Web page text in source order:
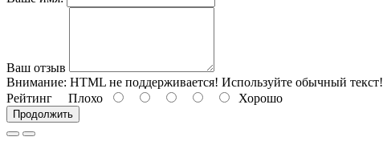
Ваш отзыв
Внимание: HTML не поддерживается! Используйте обычный текст!
Рейтинг Плохо Хорошо
Продолжить